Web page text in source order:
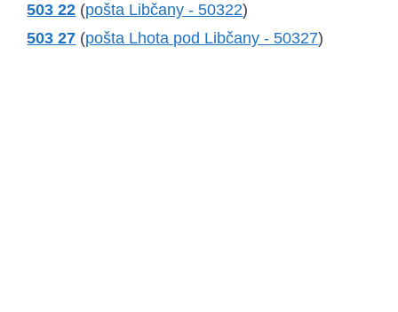
503 22 (pošta Libčany - 50322)
503 27 (pošta Lhota pod Libčany - 50327)